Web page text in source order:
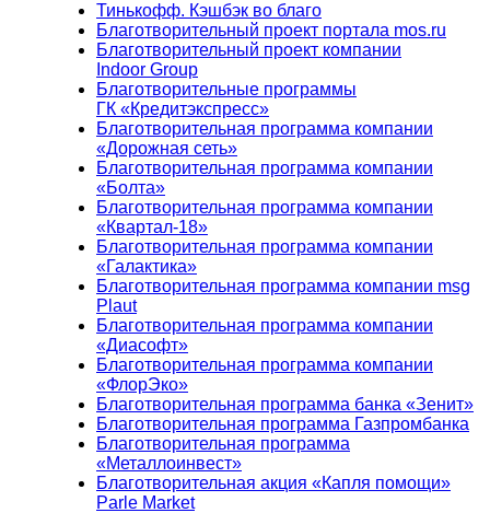
Тинькофф. Кэшбэк во благо
Благотворительный проект портала mos.ru
Благотворительный проект компании
Indoor Group
Благотворительные программы
ГК «Кредитэкспресс»
Благотворительная программа компании
«Дорожная сеть»
Благотворительная программа компании
«Болта»
Благотворительная программа компании
«Квартал-18»
Благотворительная программа компании
«Галактика»
Благотворительная программа компании msg
Plaut
Благотворительная программа компании
«Диасофт»
Благотворительная программа компании
«ФлорЭко»
Благотворительная программа банка «Зенит»
Благотворительная программа Газпромбанка
Благотворительная программа
«Металлоинвест»
Благотворительная акция «Капля помощи»
Parle Market